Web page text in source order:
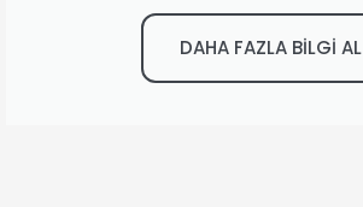
DAHA FAZLA BİLGİ AL